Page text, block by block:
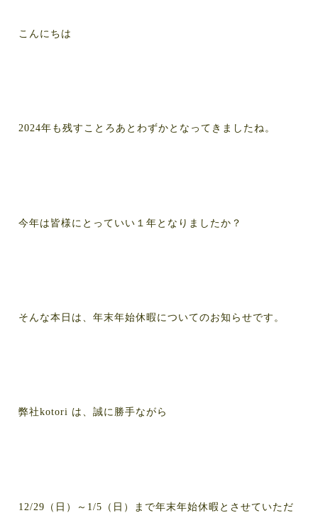
こんにちは
2024年も残すことろあとわずかとなってきましたね。
今年は皆様にとっていい１年となりましたか？
そんな本日は、年末年始休暇についてのお知らせです。
弊社kotori は、誠に勝手ながら
12/29（日）～1/5（日 ）まで年末年始休暇とさせていただ